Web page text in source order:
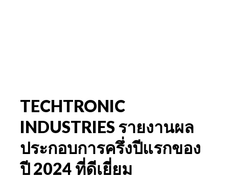
TECHTRONIC
INDUSTRIES รายงานผล
ประกอบการครึ่งปีแรกของ
ปี 2024 ที่ดีเยี่ยม